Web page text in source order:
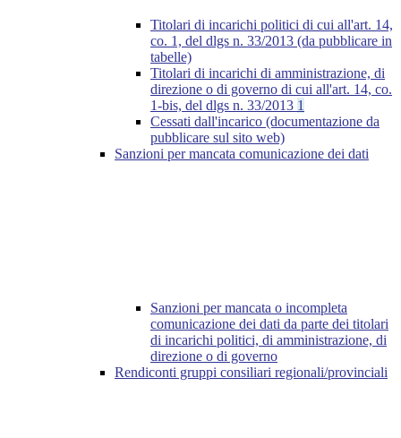
Titolari di incarichi politici di cui all'art. 14,
co. 1, del dlgs n. 33/2013 (da pubblicare in
tabelle)
Titolari di incarichi di amministrazione, di
direzione o di governo di cui all'art. 14, co.
1-bis, del dlgs n. 33/2013 1
Cessati dall'incarico (documentazione da
pubblicare sul sito web)
Sanzioni per mancata comunicazione dei dati
Sanzioni per mancata o incompleta
comunicazione dei dati da parte dei titolari
di incarichi politici, di amministrazione, di
direzione o di governo
Rendiconti gruppi consiliari regionali/provinciali